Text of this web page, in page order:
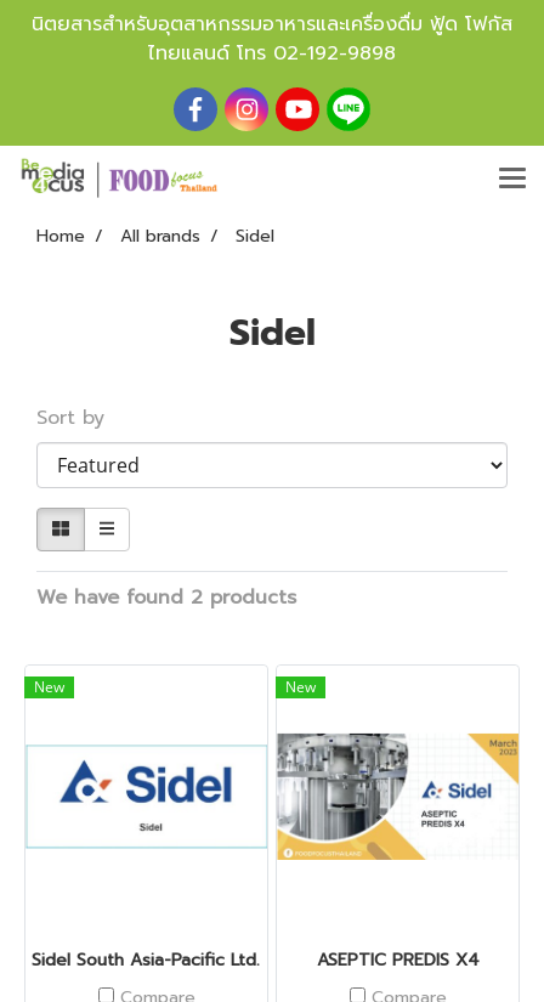
นิตยสารสำหรับอุตสาหกรรมอาหารและเครื่องดื่ม ฟู้ด โฟกัส
ไทยแลนด์ โทร 02-192-9898
Home All brands Sidel
Sidel
Sort by
We have found 2 products
New
Sidel South Asia-Pacific Ltd. (Thailand)
New
ASEPTIC PREDIS X4